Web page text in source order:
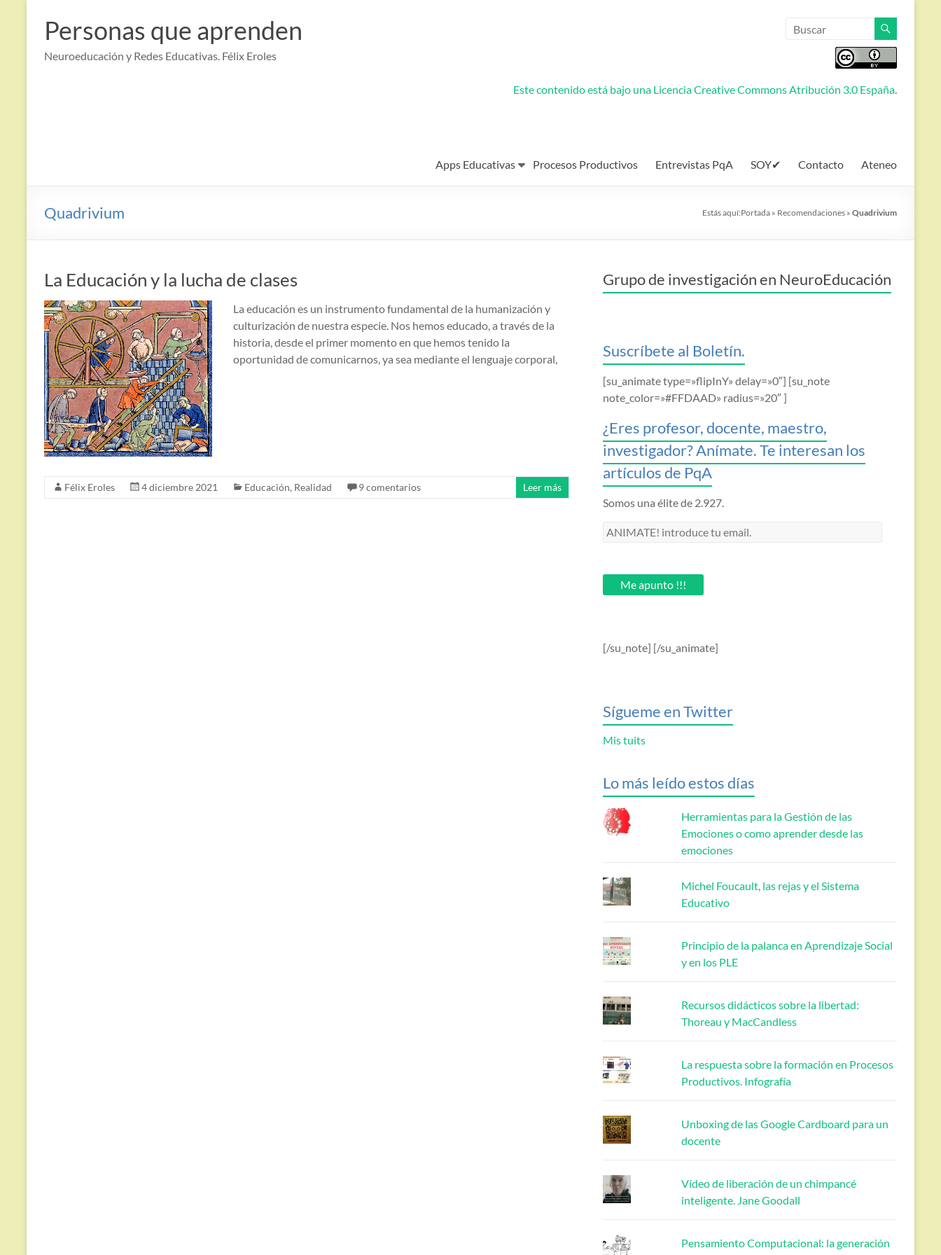
contenido
Personas que aprenden
Neuroeducación y Redes Educativas. Félix Eroles
Este contenido está bajo una Licencia Creative Commons Atribución 3.0 España.
Apps Educativas Procesos Productivos Entrevistas PqA SOY✔ Contacto Ateneo
Quadrivium Estás aquí:Portada » Recomendaciones » Quadrivium
La Educación y la lucha de clases
La educación es un instrumento fundamental de la humanización y
culturización de nuestra especie. Nos hemos educado, a través de la
historia, desde el primer momento en que hemos tenido la
oportunidad de comunicarnos, ya sea mediante el lenguaje corporal,
Félix Eroles 4 diciembre 2021 Educación, Realidad 9 comentarios Leer más
Grupo de investigación en NeuroEducación
Suscríbete al Boletín.
[su_animate type=»flipInY» delay=»0″] [su_note
note_color=»#FFDAAD» radius=»20″ ]
¿Eres profesor, docente, maestro,
investigador? Anímate. Te interesan los
artículos de PqA
Somos una élite de 2.927.
ANIMATE!
email.Me apunto !!!
[/su_note] [/su_animate]
Sígueme en Twitter
Mis tuits
Lo más leído estos días
Herramientas para la Gestión de las
Emociones o como aprender desde las
emociones
Michel Foucault, las rejas y el Sistema
Educativo
Principio de la palanca en Aprendizaje Social
y en los PLE
Recursos didácticos sobre la libertad:
Thoreau y MacCandless
La respuesta sobre la formación en Procesos
Productivos. Infografía
Unboxing de las Google Cardboard para un
docente
Vídeo de liberación de un chimpancé
inteligente. Jane Goodall
Pensamiento Computacional: la generación